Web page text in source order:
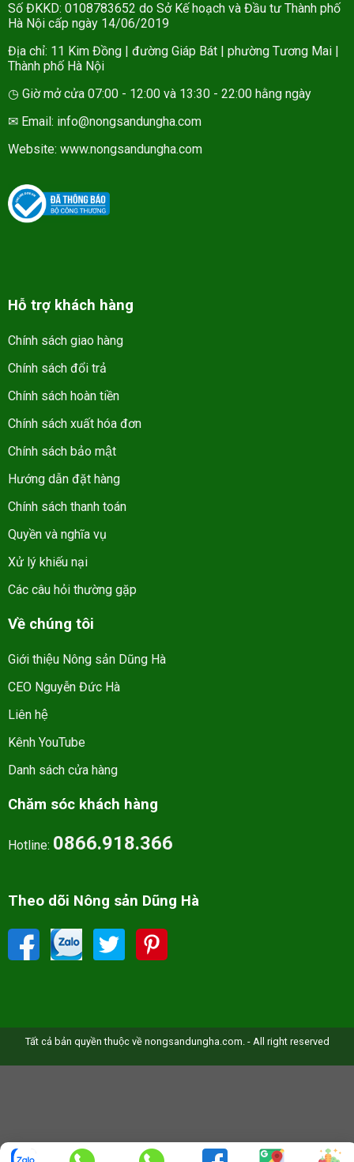
Số ĐKKD: 0108783652 do Sở Kế hoạch và Đầu tư Thành phố
Hà Nội cấp ngày 14/06/2019
Địa chỉ: 11 Kim Đồng | đường Giáp Bát | phường Tương Mai |
Thành phố Hà Nội
◷ Giờ mở cửa 07:00 - 12:00 và 13:30 - 22:00 hằng ngày
✉ Email: info@nongsandungha.com
Website: www.nongsandungha.com
Hỗ trợ khách hàng
Chính sách giao hàng
Chính sách đổi trả
Chính sách hoàn tiền
Chính sách xuất hóa đơn
Chính sách bảo mật
Hướng dẫn đặt hàng
Chính sách thanh toán
Quyền và nghĩa vụ
Xử lý khiếu nại
Các câu hỏi thường gặp
Về chúng tôi
Giới thiệu Nông sản Dũng Hà
CEO Nguyễn Đức Hà
Liên hệ
Kênh YouTube
Danh sách cửa hàng
Chăm sóc khách hàng
Hotline: 0866.918.366
Theo dõi Nông sản Dũng Hà
Tất cả bản quyền thuộc về nongsandungha.com. - All right reserved